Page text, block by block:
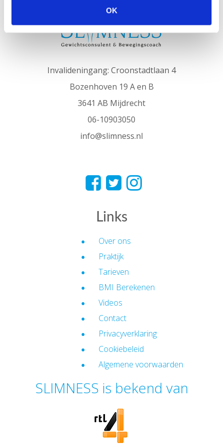
OK
Invalideningang: Croonstadtlaan 4
Bozenhoven 19 A en B
3641 AB Mijdrecht
06-10903050
info@slimness.nl
Links
Over ons
Praktijk
Tarieven
BMI Berekenen
Videos
Contact
Privacyverklaring
Cookiebeleid
Algemene voorwaarden
SLIMNESS is bekend van